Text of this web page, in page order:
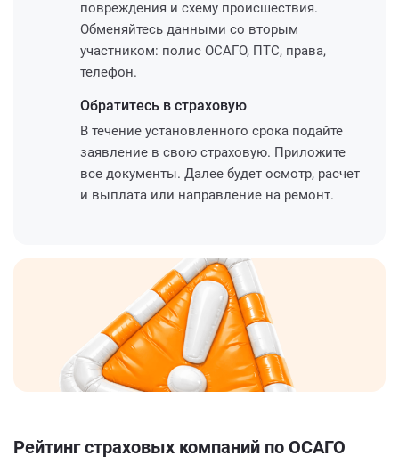
повреждения и схему происшествия.
Обменяйтесь данными со вторым
участником: полис ОСАГО, ПТС, права,
телефон.
Обратитесь в страховую
В течение установленного срока подайте
заявление в свою страховую. Приложите
все документы. Далее будет осмотр, расчет
и выплата или направление на ремонт.
Рейтинг страховых компаний по ОСАГО